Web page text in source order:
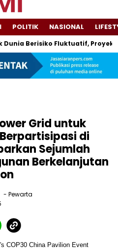
POLITIK NASIONAL
Berisiko Fluktuatif, Proyeksi
Grid untuk
di
Sejumlah
Berkelanjutan
- Pewarta